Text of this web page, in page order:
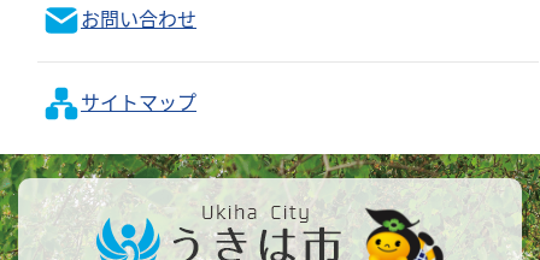
お問い合わせ
サイトマップ